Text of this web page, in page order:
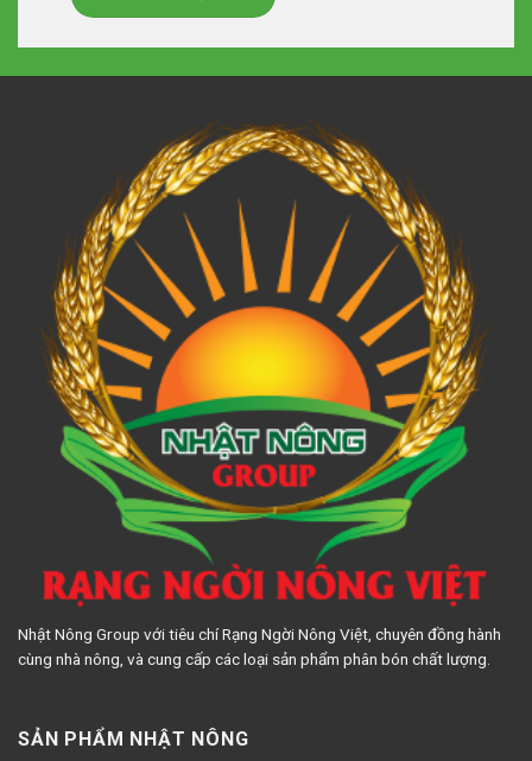
Nhật Nông Group với tiêu chí Rạng Ngời Nông Việt, chuyên đồng hành
cùng nhà nông, và cung cấp các loại sản phẩm phân bón chất lượng.
SẢN PHẨM NHẬT NÔNG